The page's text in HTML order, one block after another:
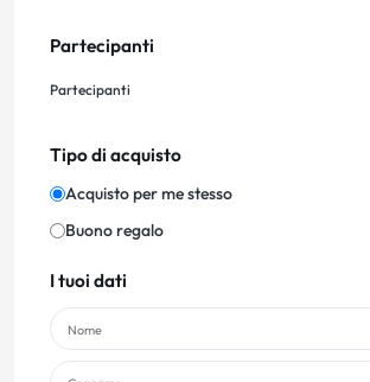
Partecipanti
Partecipanti
Tipo di acquisto
Acquisto per me stesso
Buono regalo
I tuoi dati